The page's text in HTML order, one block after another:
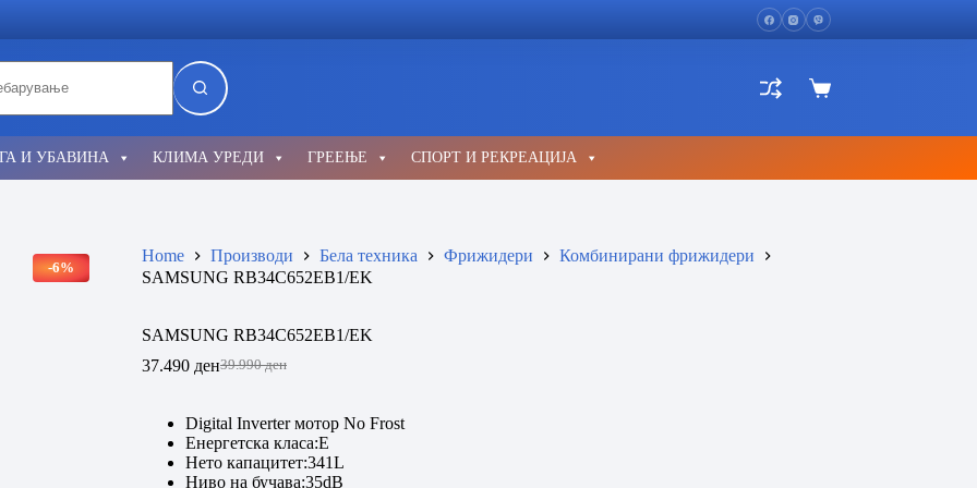
Shopping
И УБАВИНА КЛИМА УРЕДИ ГРЕЕЊЕ СПОРТ И РЕКРЕАЦИЈА
-6%
Home Производи Бела техника Фрижидери
Комбинирани фрижидери
SAMSUNG RB34C652EB1/EK
SAMSUNG RB34C652EB1/EK
39.990ден
Original
39.990 ден.
37.490 денCurrent
37.490 ден.
Digital Inverter мотор No Frost
Енергетска класа:E
Нето капацитет:341L
Ниво на бучава:35dB